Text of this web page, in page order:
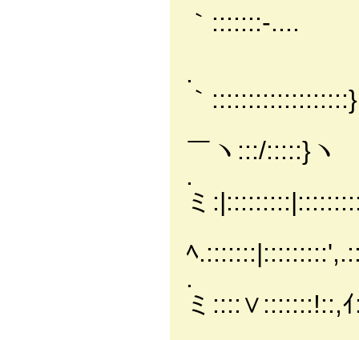
｀:::::::-....
. ／｀
｀
￣ヽ:::/:::::}ヽ
. /
ミ
ﾍ
.
ミ::::∨:::::::!::,